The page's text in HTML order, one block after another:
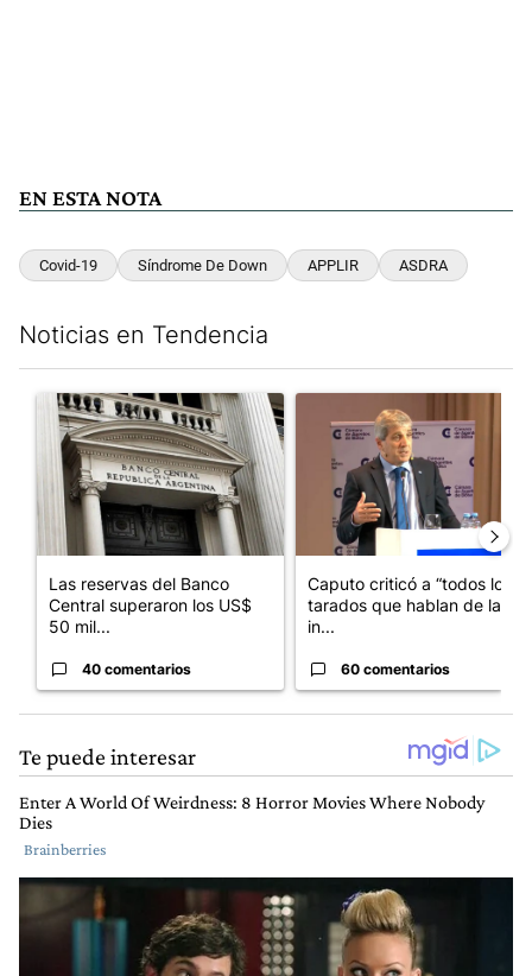
EN ESTA NOTA
Covid-19 Síndrome De Down APPLIR ASDRA
Noticias en Tendencia
Un artículo de tendencia con el título "Las reservas del Banco
Las reservas del Banco
Central superaron los US$
50 mil...
40 comentarios
Caputo criticó a “todos los
tarados que hablan de la
in...
60 comentarios